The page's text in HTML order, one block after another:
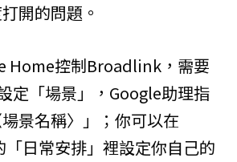
開的問題。
Home控制Broadlink，需要
定「場景」，Google助理指
景名稱〉」；你可以在
日常安排」裡設定你自己的